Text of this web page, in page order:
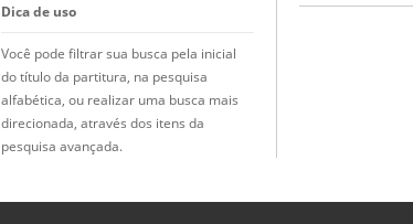
Dica de uso
Você pode filtrar sua busca pela inicial
do título da partitura, na pesquisa
alfabética, ou realizar uma busca mais
direcionada, através dos itens da
pesquisa avançada.